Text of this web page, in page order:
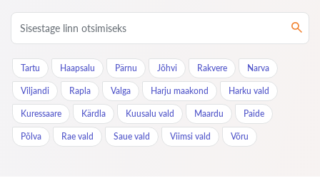
Tartu Haapsalu Pärnu Jõhvi Rakvere Narva
Viljandi Rapla Valga Harju maakond Harku vald
Kuressaare Kärdla Kuusalu vald Maardu Paide
Põlva Rae vald Saue vald Viimsi vald Võru